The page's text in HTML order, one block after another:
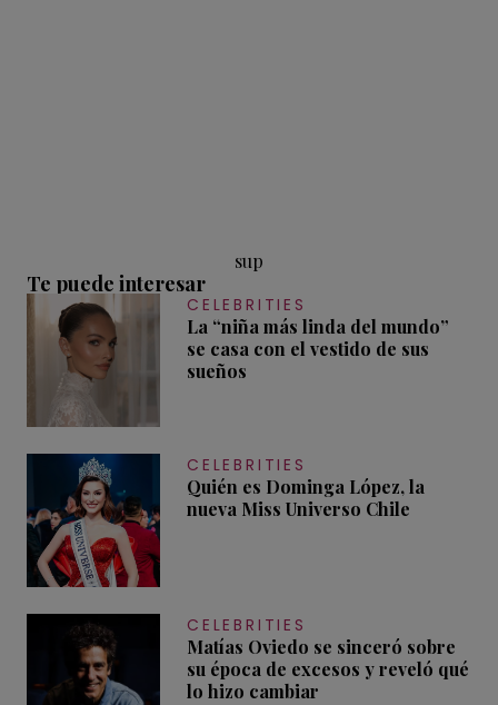
sup
Te puede interesar
CELEBRITIES
La “niña más linda del mundo”
se casa con el vestido de sus
sueños
CELEBRITIES
Quién es Dominga López, la
nueva Miss Universo Chile
CELEBRITIES
Matías Oviedo se sinceró sobre
su época de excesos y reveló qué
lo hizo cambiar